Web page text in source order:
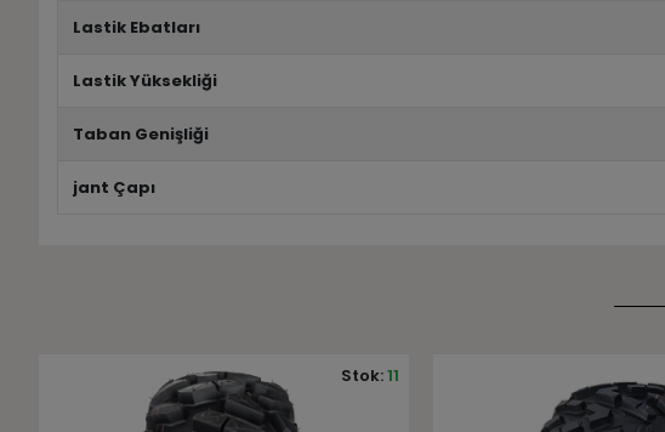
Lastik Ebatları
Lastik Yüksekliği
Taban Genişliği
jant Çapı
Stok:10